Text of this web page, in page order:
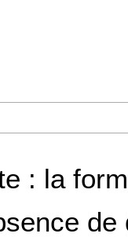
: la
de